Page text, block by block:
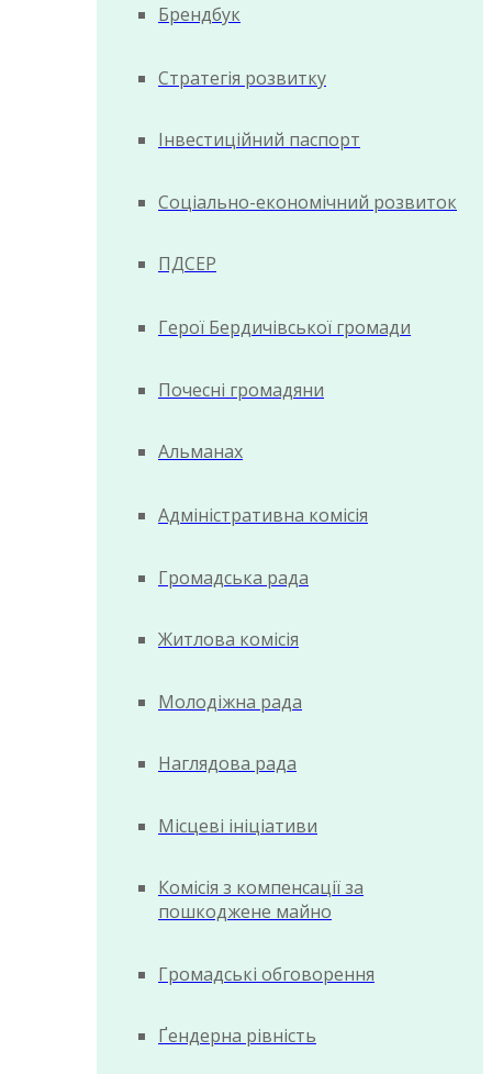
Брендбук
Стратегія розвитку
Інвестиційний паспорт
Соціально-економічний розвиток
ПДСЕР
Герої Бердичівської громади
Почесні громадяни
Альманах
Адміністративна комісія
Громадська рада
Житлова комісія
Молодіжна рада
Наглядова рада
Місцеві ініціативи
Комісія з компенсації за
пошкоджене майно
Громадські обговорення
Ґендерна рівність